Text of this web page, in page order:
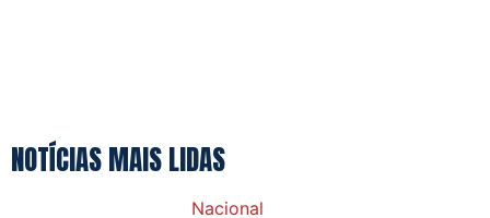
NOTÍCIAS MAIS LIDAS
Nacional